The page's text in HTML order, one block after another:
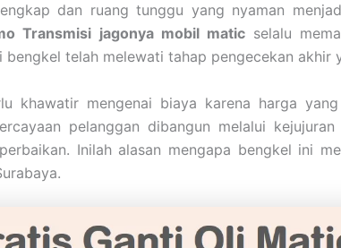
dan ruang tunggu yang nyaman
Transmisi jagonya mobil maticselalu
bengkel telah melewati tahap pengecekan akhir
khawatir mengenai biaya karena harga
pelanggan dibangun melalui
Inilah alasan mengapa bengkel ini